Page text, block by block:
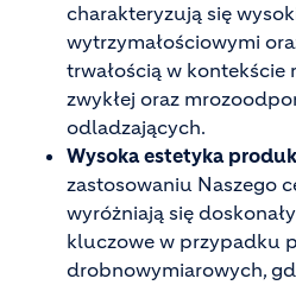
charakteryzują się
wytrzymałościowymi
trwałością w
zwykłej oraz
odladzających.
Wysoka estetyka
zastosowaniu Naszego
wyróżniają się
kluczowe w przypadku
drobnowymiarowych,